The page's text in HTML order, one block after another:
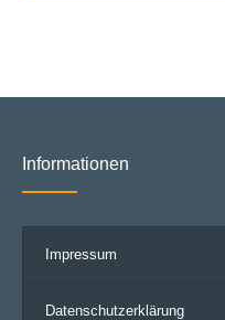
sollte
ausgefüllt
Informationen
Impressum
Datenschutzerklärung